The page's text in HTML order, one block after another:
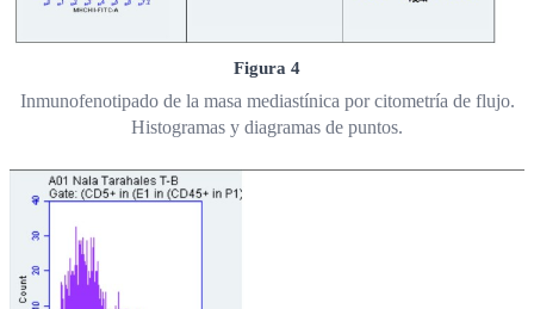
Figura 4
Inmunofenotipado de la masa mediastínica por citometría de flujo.
Histogramas y diagramas de puntos.